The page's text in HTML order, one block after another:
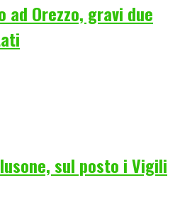
Orezzo, gravi due
sul posto i Vigili